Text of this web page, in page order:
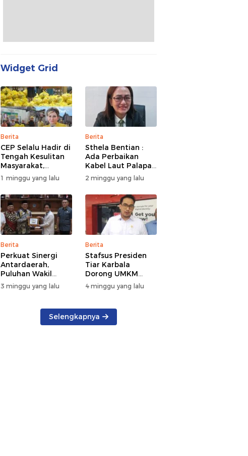
Widget Grid
Berita
CEP Selalu Hadir di
Tengah Kesulitan
Masyarakat,
Salurkan Bantuan
Korban Kebakaran
di Wanea
1 minggu yang lalu
Berita
Sthela Bentian :
Ada Perbaikan
Kabel Laut Palapa
Ring, Jaringan
Internet di Talaud,
Sangihe, dan Sitaro
Terganggu
Sementara
2 minggu yang lalu
Berita
Perkuat Sinergi
Antardaerah,
Puluhan Wakil
Rakyat DKI Jakarta
Gelar Kunker di
3 minggu yang lalu
Berita
Stafsus Presiden
Tiar Karbala
Dorong UMKM
Sulut Pakai AI
4 minggu yang lalu
Selengkapnya